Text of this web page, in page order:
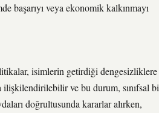
başarıyı veya ekonomik kalkınmayı
isimlerin getirdiği dengesizliklere
ve bu durum, sınıfsal
doğrultusunda kararlar alırken,